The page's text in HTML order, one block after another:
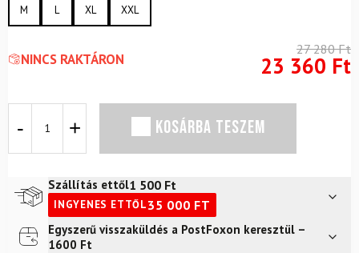
M L XL XXL
NINCS RAKTÁRON
27 280Ft
23 360 Ft
PO
Hoodie
fekete/vasszürke
KOSÁRBA TESZEM
Szállítás ettől1 500 Ft
INGYENES ETTŐL35 000 FT
Futár a címre2 400
Egyszerű visszaküldés a PostFoxon keresztül –
1600 Ft